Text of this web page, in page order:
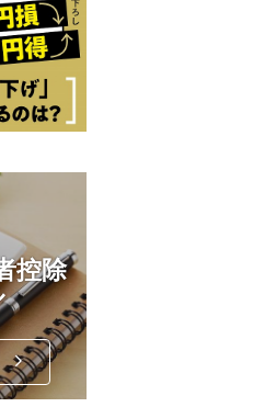
控除